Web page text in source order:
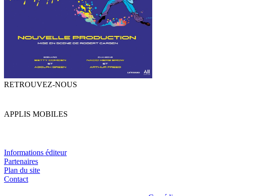
RETROUVEZ-NOUS
APPLIS MOBILES
Informations éditeur
Partenaires
Plan du site
Contact